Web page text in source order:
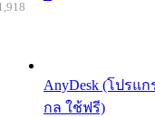
AnyDesk (โปรแ
กล ใช้ฟรี)